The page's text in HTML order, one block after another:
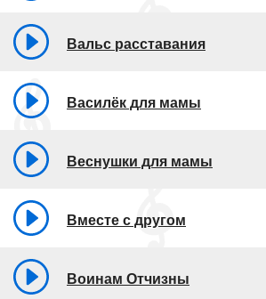
Вальс расставания
Василёк для мамы
Веснушки для мамы
Вместе с другом
Воинам Отчизны